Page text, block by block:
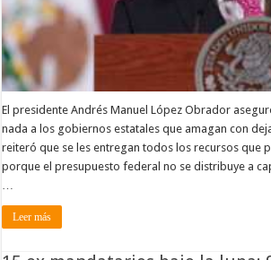
El presidente Andrés Manuel López Obrador
nada a los gobiernos estatales que amagan con
reiteró que se les entregan todos los recursos que
porque el presupuesto federal no se distribuye a
…
Leer más